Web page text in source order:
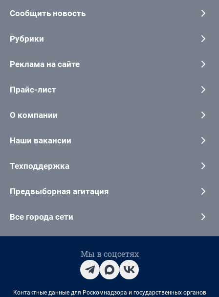
Сообщить новость
Рубрики
Реклама на сайте
Прайс-лист
О компании
Наши вакансии
Техподдержка
Предвыборная агитация
Все города сети
Мы в соцсетях
Контактные данные для Роскомнадзора и государственных органов